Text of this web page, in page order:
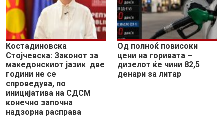
Костадиновска
Стојчевска: Законот за
македонскиот јазик две
години не се
спроведува, по
иницијатива на СДСМ
конечно започна
надзорна расправа
Од полноќ повисоки
цени на горивата –
дизелот ќе чини 82,5
денари за литар